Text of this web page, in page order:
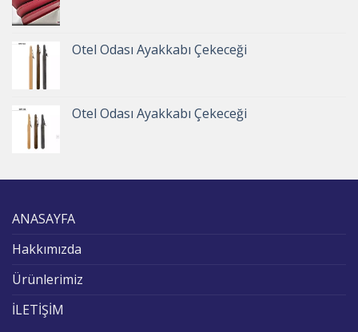
Otel Odası Ayakkabı Çekeceği
Otel Odası Ayakkabı Çekeceği
ANASAYFA
Hakkımızda
Ürünlerimiz
İLETİŞİM